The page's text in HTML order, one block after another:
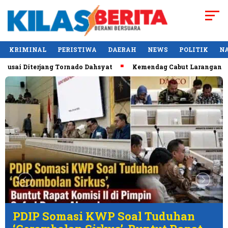
KRIMINAL PERISTIWA DAERAH NEWS POLITIK
Diterjang Tornado Dahsyat Kemendag Cabut Larangan
KWP Soal Tuduhan
Jalin